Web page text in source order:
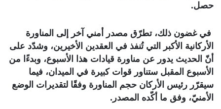
حصل.
في غضون ذلك، تطرّق مصدر أمني آخر إلى المناورة
الأركانية الأكبر التي تُنفذ في العقدين الأخيرين، وشدّد على
أنّ الحديث يدور عن مناورة قيادات هذا الأسبوع، وبدءًا من
الأسبوع المقبل ستناور قوات كبيرة في الميدان، فيما
سيقرّر رئيس الأركان حجم المناورة وفقًا لتقديرات الوضع
الأمنيّ، وفق ما أكّده المصدر.